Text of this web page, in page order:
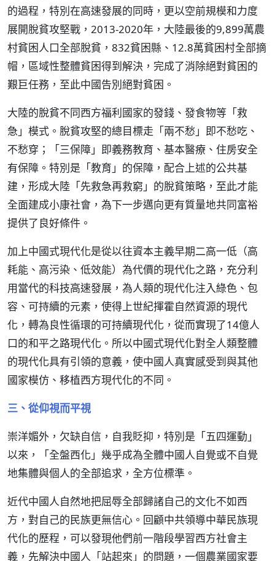
的過程，特別在高速發展的同時，更以空前規模和力度
展開脫貧攻堅戰，2013-2020年，大陸最後的9,899萬農
村貧困人口全部脫貧，832貧困縣、12.8萬貧困村全部摘
帽，區域性整體貧困得到解決，完成了消除絕對貧困的
艱巨任務，至此中國告別絕對貧困。
大陸的脫貧不同西方福利國家的發錢、發食物等「救
急」模式。脫貧攻堅的總目標走「兩不愁」即不愁吃、
不愁穿；「三保障」即義務教育、基本醫療、住房安全
有保障。特別是「教育」的保障，配合上述的公共基
建，形成大陸「先救急再救窮」的脫貧策略，至此才能
全面建成小康社會，為下一步邁向更有質量地共同富裕
提供了良好條件。
加上中國式現代化是從以往資本主義早期二高一低（高
耗能、高污染、低效能）為代價的現代化之路，充分利
用當代的科技高速發展，為人類的現代化注入綠色、包
容、可持續的元素，使得上世紀揮霍自然資源的現代
化，轉為良性循環的可持續現代化，從而實現了14億人
口的和平之路現代化。所以中國式現代化對全人類整體
的現代化具有引領的意義，使中國人真實感受到與其他
國家模仿、移植西方現代化的不同。
三、從仰視而平視
崇洋媚外，欠缺自信，自我貶抑，特別是「五四運動」
以來，「全盤西化」幾乎成為全體中國人自覺或不自覺
地集體與個人的全部追求，全方位標準。
近代中國人自然地把屈辱全部歸諸自己的文化不如西
方，對自己的民族更無信心。回顧中共領導中華民族現
代化的歷程，可以發現他們前一階段學習西方社會主
義，先解決中國人「站起來」的問題，一個農業國家要